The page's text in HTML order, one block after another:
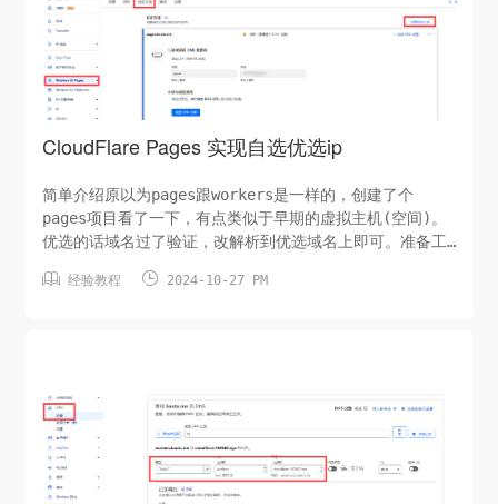
邮件地址验证收件地址配置解析记录配置Catch-all 地址
Catch-all...
CloudFlare Pages 实现自选优选ip
简单介绍原以为pages跟workers是一样的，创建了个
pages项目看了一下，有点类似于早期的虚拟主机(空间)。
优选的话域名过了验证，改解析到优选域名上即可。准备工
准备工作可能需要您查询其他文章。1.CloudFlare 账号一
证通过修改为优选地址我查看了CF文档，没有找到取消解析
后会删...
 经验教程  2024-10-27 PM